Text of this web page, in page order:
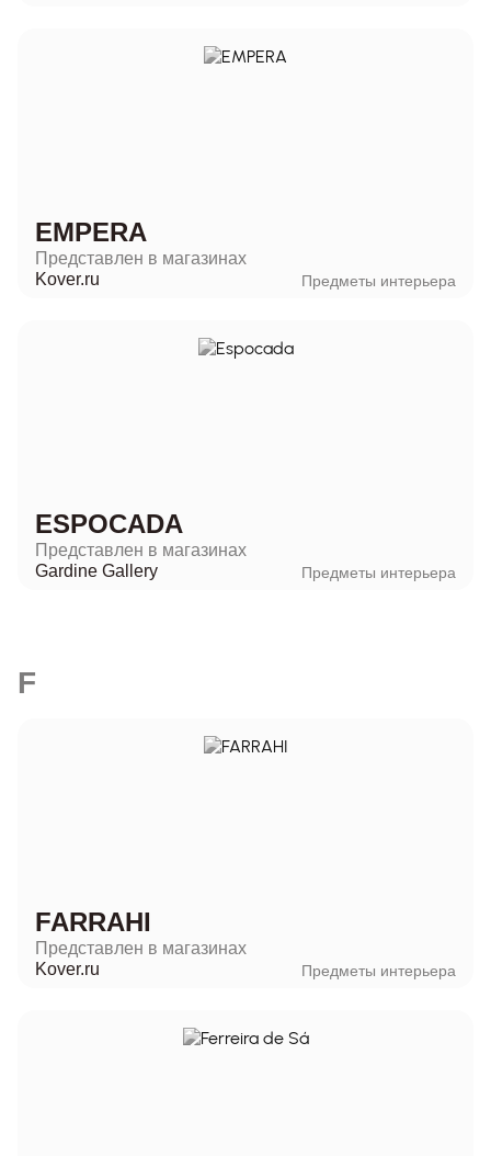
EMPERA
Представлен в магазинах
Kover.ru
Предметы интерьера
ESPOCADA
Представлен в магазинах
Gardine Gallery
Предметы интерьера
F
FARRAHI
Представлен в магазинах
Kover.ru
Предметы интерьера